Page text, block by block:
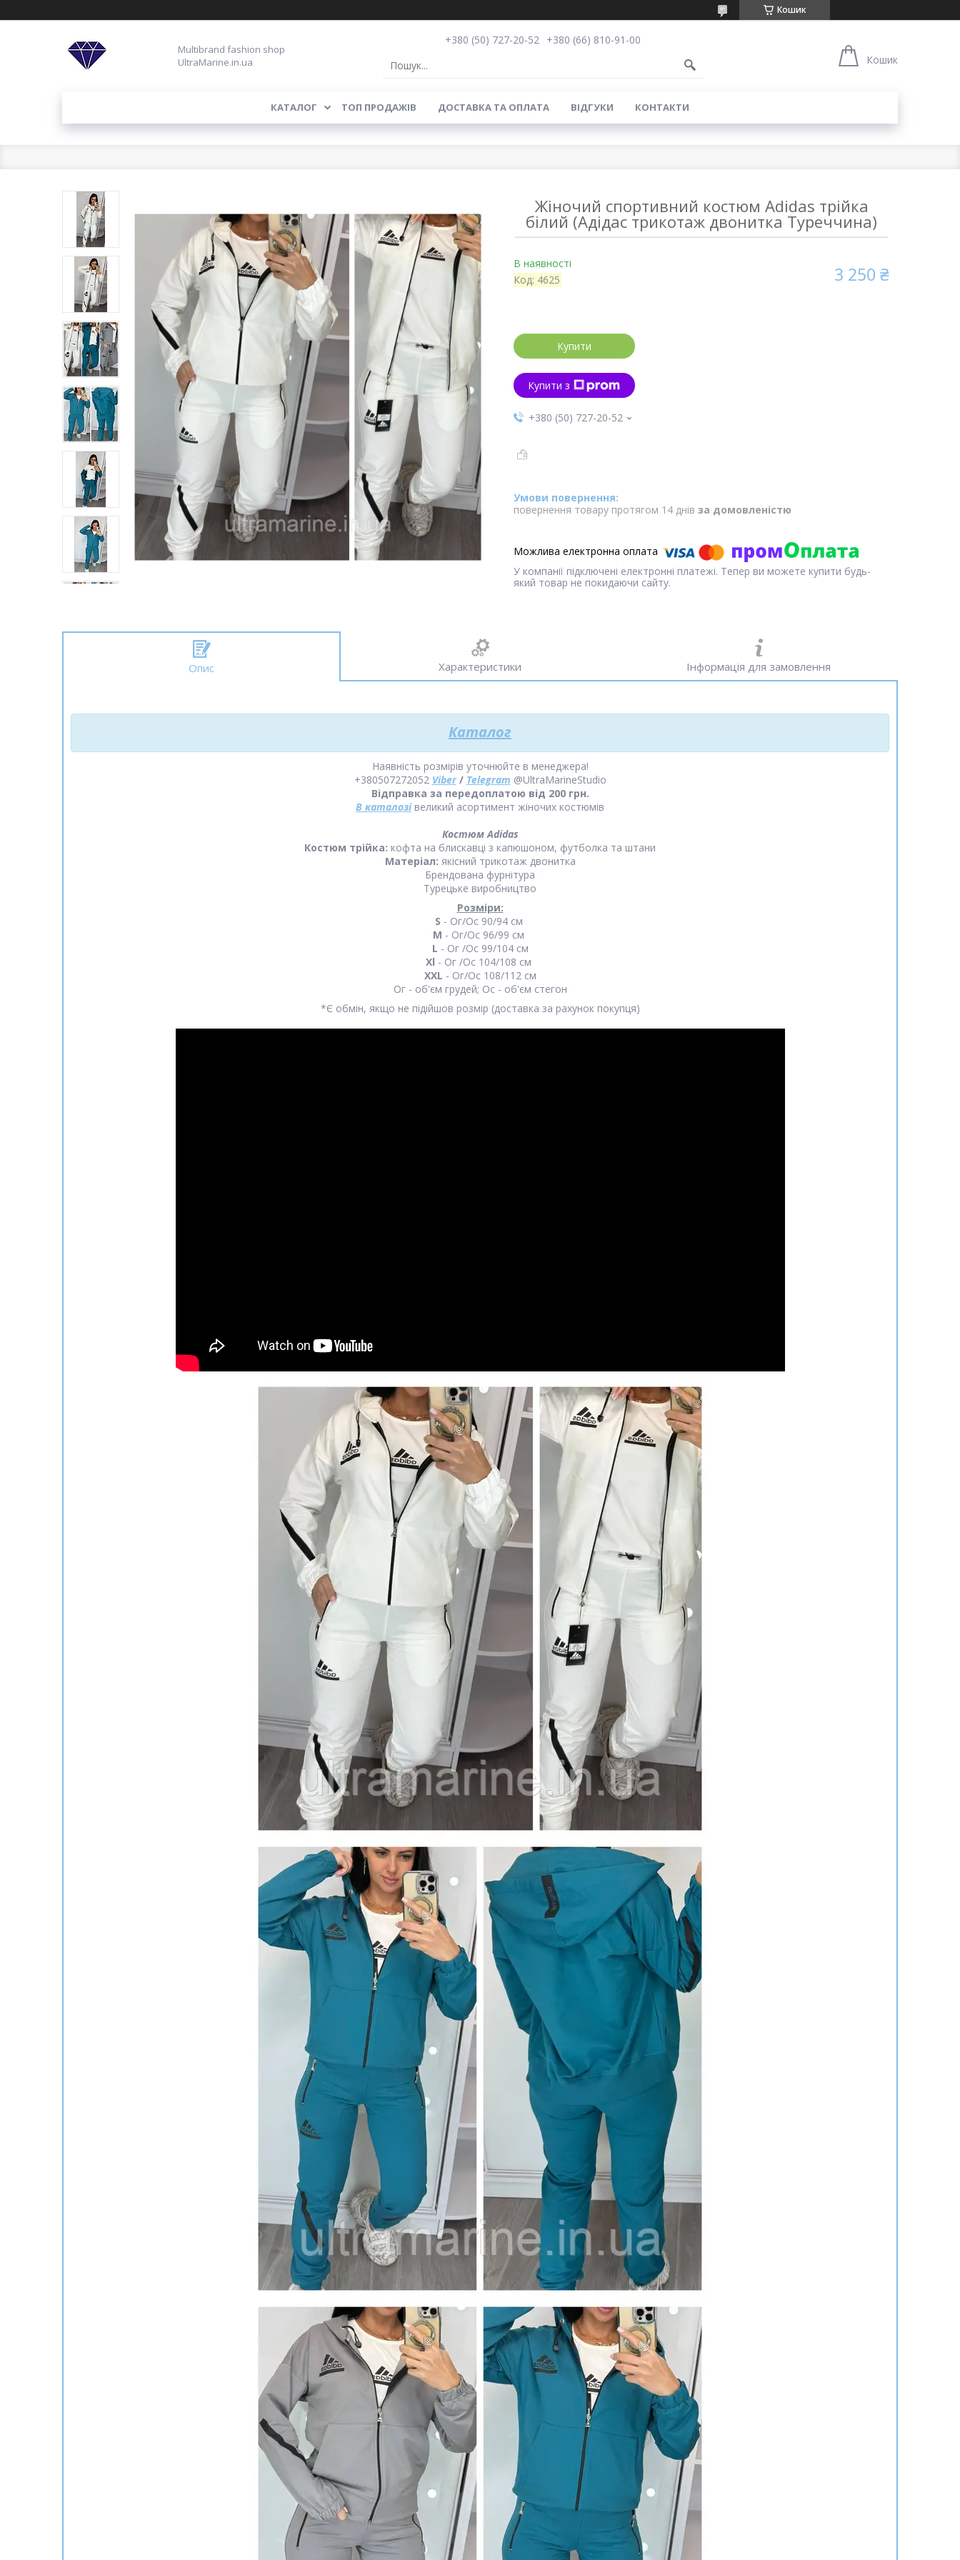
Кошик
Multibrand fashion shop
UltraMarine.in.ua
+380 (50) 727-20-52 +380 (66) 810-91-00
Кошик
КАТАЛОГ ТОП ПРОДАЖІВ ДОСТАВКА ТА ОПЛАТА ВІДГУКИ КОНТАКТИ
Жіночий спортивний костюм Adidas трійка
білий (Адідас трикотаж двонитка Туреччина)
В наявності
Код: 4625 3 250 ₴
Купити
Купити з
+380 (50) 727-20-52
повернення товару протягом 14 днів за домовленістю
У компанії підключені електронні платежі. Тепер ви можете купити будь-
який товар не покидаючи сайту.
Опис Характеристики Інформація для замовлення
Каталог
Наявність розмірів уточнюйте в менеджера!
+380507272052 Viber/ Telegram @UltraMarineStudio
Відправка за передоплатою від 200 грн.
В каталозівеликий асортимент жіночих костюмів
Костюм Adidas
Костюм трійка: кофта на блискавці з капюшоном, футболка та штани
Матеріал: якісний трикотаж двонитка
Брендована фурнітура
Турецьке виробництво
Розміри:
S - Ог/Ос 90/94 см
М - Ог/Ос 96/99 см
L - Ог /Ос 99/104 см
Xl - Ог /Ос 104/108 см
XXL - Ог/Ос 108/112 см
Ог - об'єм грудей; Ос - об'єм стегон
*Є обмін, якщо не підійшов розмір (доставка за рахунок покупця)